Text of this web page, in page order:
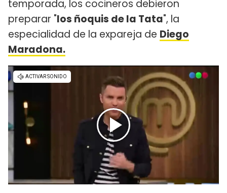
temporada, los cocineros debieron
preparar "los ñoquis de la Tata", la
especialidad de la expareja de Diego
Maradona.